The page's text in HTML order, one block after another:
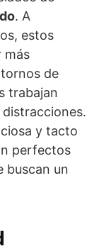
. A
estos
más
de
trabajan
distracciones.
y tacto
perfectos
buscan un